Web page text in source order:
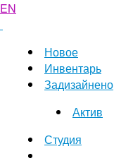
EN
Новое
Инвентарь
Задизайнено
Актив
Студия